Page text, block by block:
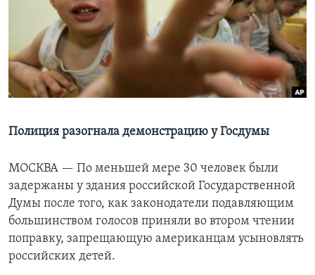
Learning English
СОЦИАЛЬНЫЕ СЕТИ
Языки
Полиция разогнала демонстрацию у Госдумы
МОСКВА — По меньшей мере 30 человек были
задержаны у здания российской Государственной
Думы после того, как законодатели подавляющим
большинством голосов приняли во втором чтении
поправку, запрещающую американцам усыновлять
российских детей.